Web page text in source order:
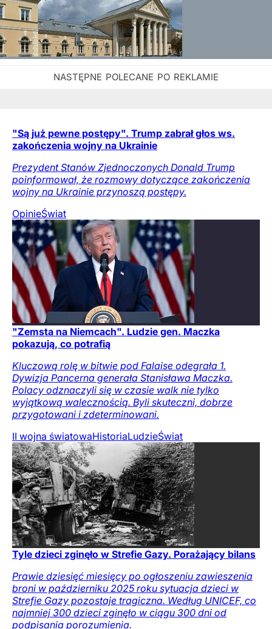
"Są już pewne postępy". Trump zabrał głos ws.
zakończenia wojny na Ukrainie
Prezydent Stanów Zjednoczonych Donald Trump
poinformował, że rozmowy dotyczące zakończenia
wojny na Ukrainie przynoszą postępy.
OpinieŚwiat
"Zemsta na Niemcach". Ludzie gen. Maczka
pokazują, co potrafią
Kluczową rolę w bitwie pod Falaise odegrała 1.
Dywizja Pancerna generała Stanisława Maczka.
Polacy odznaczyli się w czasie walk nie tylko
wyjątkową walecznością. Byli skuteczni, dobrze
przygotowani i zdeterminowani.
II wojna światowaHistoriaLudzieŚwiat
Tyle dzieci zginęło w Strefie Gazy. Porażający bilans
Prawie dziesięć miesięcy po ogłoszeniu zawieszenia
broni w październiku 2025 roku sytuacja dzieci w
Strefie Gazy pozostaje tragiczna. Według UNICEF, co
najmniej 300 dzieci zginęło w ciągu 300 dni od
podpisania porozumienia.